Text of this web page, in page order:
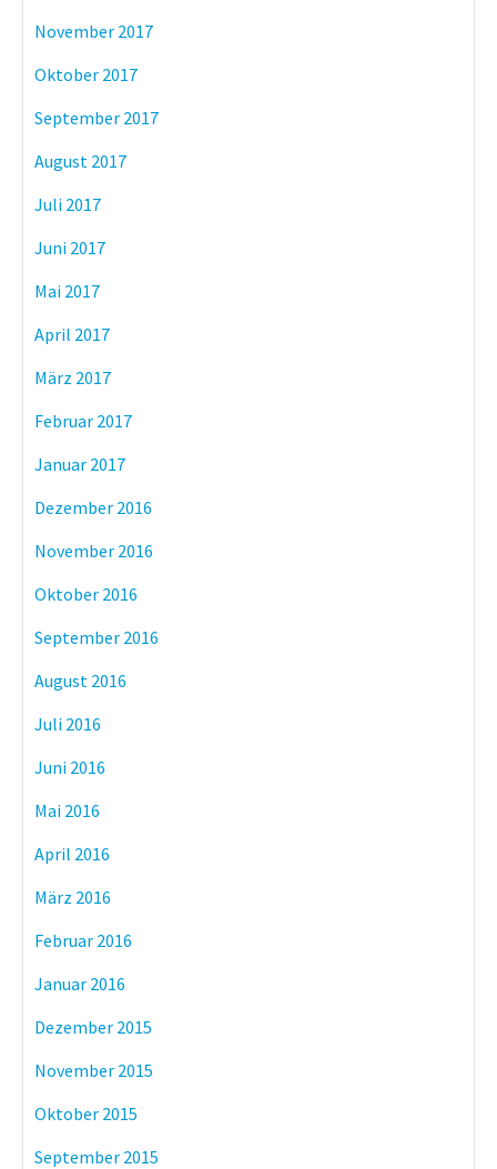
November 2017
Oktober 2017
September 2017
August 2017
Juli 2017
Juni 2017
Mai 2017
April 2017
März 2017
Februar 2017
Januar 2017
Dezember 2016
November 2016
Oktober 2016
September 2016
August 2016
Juli 2016
Juni 2016
Mai 2016
April 2016
März 2016
Februar 2016
Januar 2016
Dezember 2015
November 2015
Oktober 2015
September 2015